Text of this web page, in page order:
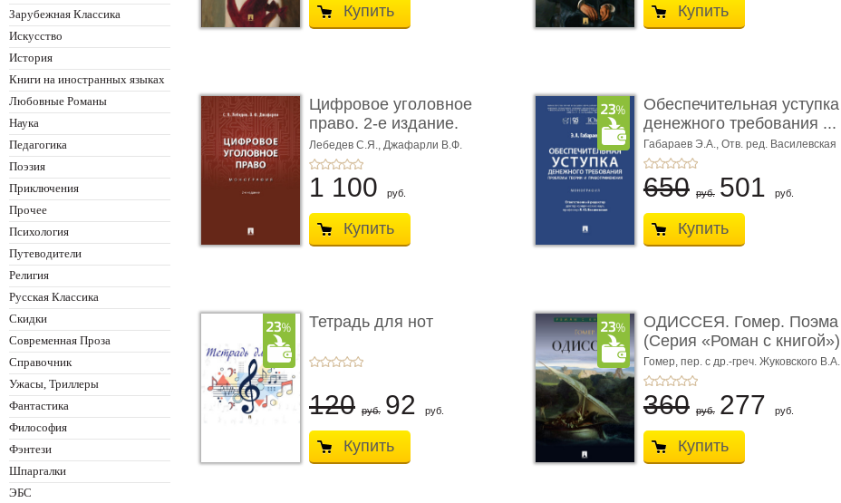
Зарубежная Классика
Искусство
История
Книги на иностранных языках
Любовные Романы
Наука
Педагогика
Поэзия
Приключения
Прочее
Психология
Путеводители
Религия
Русская Классика
Скидки
Современная Проза
Справочник
Ужасы, Триллеры
Фантастика
Философия
Фэнтези
Шпаргалки
ЭБС
Купить Купить
Цифровое уголовное
право. 2-е издание.
Монограф ...
Лебедев С.Я., Джафарли В.Ф.
1 100 руб.
Купить
Обеспечительная уступка
денежного требования ...
Габараев Э.А., Отв. ред. Василевская
Л.Ю.,вступ. сл. Каретина М.Г.
650 руб. 501 руб.
Купить
Тетрадь для нот
120 руб. 92 руб.
Купить
ОДИССЕЯ. Гомер. Поэма
(Серия «Роман с книгой»)
Гомер, пер. с др.-греч. Жуковского В.А.
360 руб. 277 руб.
Купить